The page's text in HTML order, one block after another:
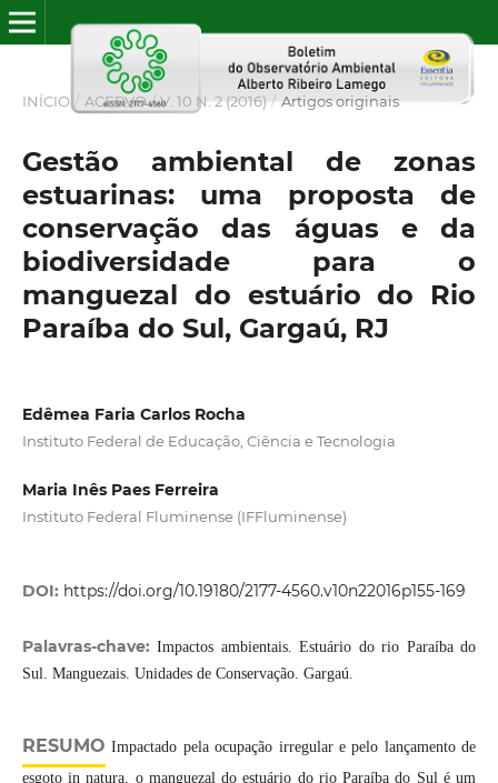
INÍCIO / ACERVO / V. 10 N. 2 (2016) / Artigos originais
Gestão ambiental de zonas
estuarinas: uma proposta de
conservação das águas e da
biodiversidade para o
manguezal do estuário do Rio
Paraíba do Sul, Gargaú, RJ
Edêmea Faria Carlos Rocha
Instituto Federal de Educação, Ciência e Tecnologia
Maria Inês Paes Ferreira
Instituto Federal Fluminense (IFFluminense)
DOI: https://doi.org/10.19180/2177-4560.v10n22016p155-169
Palavras-chave:Impactos ambientais. Estuário do rio Paraíba do
Sul. Manguezais. Unidades de Conservação. Gargaú.
RESUMO Impactado pela ocupação irregular e pelo lançamento de
esgoto in natura, o manguezal do estuário do rio Paraíba do Sul é um